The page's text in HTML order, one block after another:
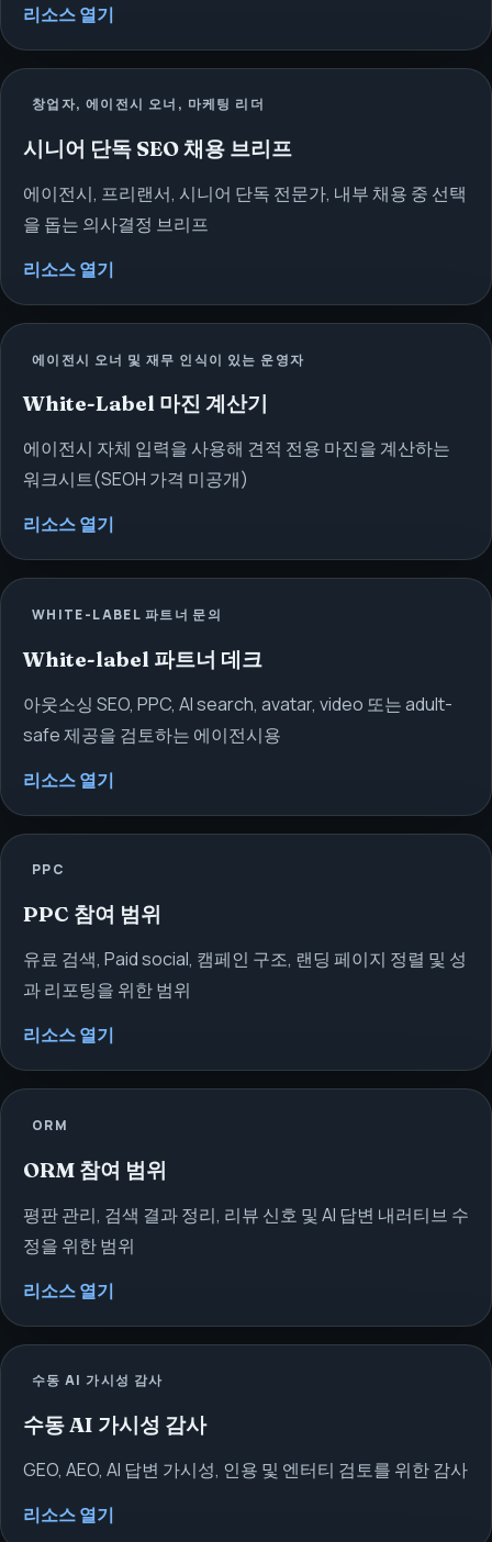
리소스 열기
창업자, 에이전시 오너, 마케팅 리더
시니어 단독 SEO 채용 브리프
에이전시, 프리랜서, 시니어 단독 전문가, 내부 채용 중 선택
을 돕는 의사결정 브리프
리소스 열기
에이전시 오너 및 재무 인식이 있는 운영자
White-Label 마진 계산기
에이전시 자체 입력을 사용해 견적 전용 마진을 계산하는
워크시트(SEOH 가격 미공개)
리소스 열기
WHITE-LABEL 파트너 문의
White-label 파트너 데크
아웃소싱 SEO, PPC, AI search, avatar, video 또는 adult-
safe 제공을 검토하는 에이전시용
리소스 열기
PPC
PPC 참여 범위
유료 검색, Paid social, 캠페인 구조, 랜딩 페이지 정렬 및 성
과 리포팅을 위한 범위
리소스 열기
ORM
ORM 참여 범위
평판 관리, 검색 결과 정리, 리뷰 신호 및 AI 답변 내러티브 수
정을 위한 범위
리소스 열기
수동 AI 가시성 감사
수동 AI 가시성 감사
GEO, AEO, AI 답변 가시성, 인용 및 엔터티 검토를 위한 감사
리소스 열기